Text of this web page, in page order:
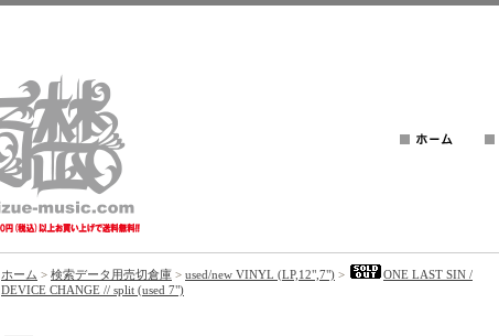
ホーム > 検索データ用売切倉庫 > used/new VINYL (LP,12",7") >
ONE LAST SIN /
DEVICE CHANGE // split (used 7")